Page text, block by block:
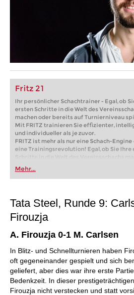
Fritz 21
Ihr persönlicher Schachtrainer - Egal, ob
ersten Schritte in die Welt des
machen oder bereits auf Turnierniveau
Mit FRITZ trainieren Sie effizienter,
und individueller als je zuvor.
FRITZ ist mehr als nur eine Schach-Engine
eine Trainingsrevolution! Egal, ob Sie Ihre
Schritte in die Welt des Vereinsschachs
oder bereits auf Turnierniveau spielen: Mit
FRITZ trainieren Sie effizienter,
individueller als je zuvor.
Mehr...
Tata Steel, Runde 9:
Firouzja
A. Firouzja 0-1 M. Carlsen
In Blitz- und Schnellturnieren haben
oft gegeneinander gespielt und sich
geliefert, aber dies war ihre erste
Bedenkzeit. In dieser
Firouzja nicht verstecken und statt